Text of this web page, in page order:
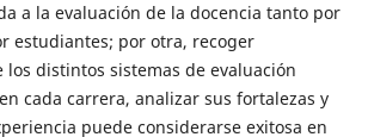
a la evaluación de la docencia tanto por
estudiantes; por otra, recoger
distintos sistemas de evaluación
cada carrera, analizar sus fortalezas y
puede considerarse exitosa en